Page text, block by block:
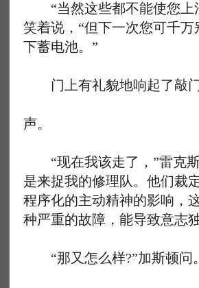
“当然这些都不能使您上
笑着说，“但下一次您可千万
下蓄电池。”
门上有礼貌地响起了敲
声。
“现在我该走了，”雷克斯
是来捉我的修理队。他们裁
程序化的主动精神的影响，
种严重的故障，能导致意志
“那又怎么样?”加斯顿问。